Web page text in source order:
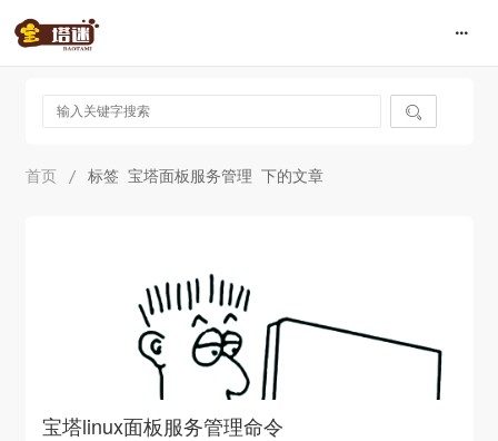

首页 / 标签 宝塔面板服务管理 下的文章
宝塔linux面板服务管理命令